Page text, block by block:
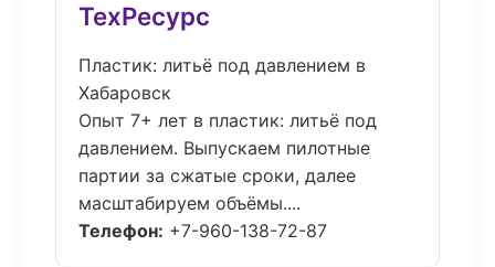
ТехРесурс
Пластик: литьё под давлением в
Хабаровск
Опыт 7+ лет в пластик: литьё под
давлением. Выпускаем пилотные
партии за сжатые сроки, далее
масштабируем объёмы....
Телефон: +7-960-138-72-87